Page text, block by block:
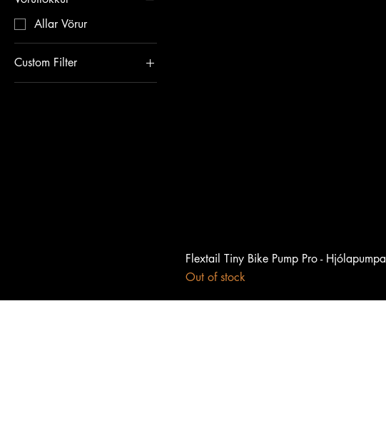
Allar Vörur
Custom Filter
Allar Vörur
Flextail Tiny Bike Pump Pro - Hjólapumpa
Out of stock